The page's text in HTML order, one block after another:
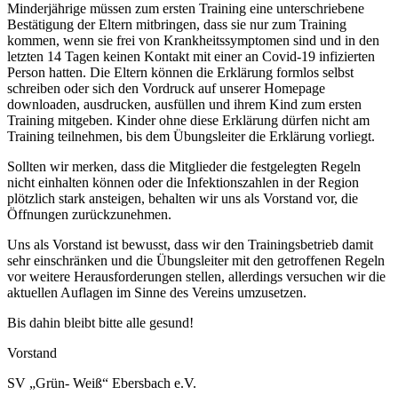
Minderjährige müssen zum ersten Training eine unterschriebene
Bestätigung der Eltern mitbringen, dass sie nur zum Training
kommen, wenn sie frei von Krankheitssymptomen sind und in den
letzten 14 Tagen keinen Kontakt mit einer an Covid-19 infizierten
Person hatten. Die Eltern können die Erklärung formlos selbst
schreiben oder sich den Vordruck auf unserer Homepage
downloaden, ausdrucken, ausfüllen und ihrem Kind zum ersten
Training mitgeben. Kinder ohne diese Erklärung dürfen nicht am
Training teilnehmen, bis dem Übungsleiter die Erklärung vorliegt.
Sollten wir merken, dass die Mitglieder die festgelegten Regeln
nicht einhalten können oder die Infektionszahlen in der Region
plötzlich stark ansteigen, behalten wir uns als Vorstand vor, die
Öffnungen zurückzunehmen.
Uns als Vorstand ist bewusst, dass wir den Trainingsbetrieb damit
sehr einschränken und die Übungsleiter mit den getroffenen Regeln
vor weitere Herausforderungen stellen, allerdings versuchen wir die
aktuellen Auflagen im Sinne des Vereins umzusetzen.
Bis dahin bleibt bitte alle gesund!
Vorstand
SV „Grün- Weiß“ Ebersbach e.V.